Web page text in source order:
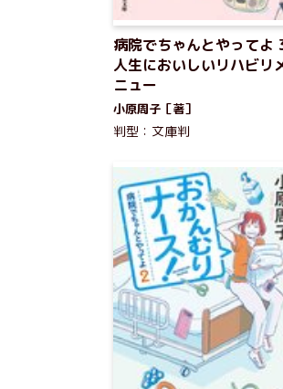
病院でちゃんとやってよ
人生においしいリハビリ
ニュー
小原周子［著］
判型：文庫判